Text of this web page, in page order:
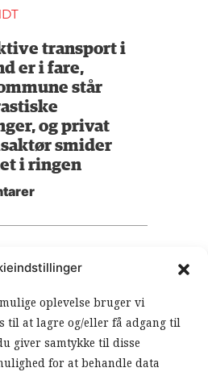
oplevelse bruger vi
til at lagre og/eller få adgang til
giver samtykke til disse
for at behandle data
transport i
er i fare,
står
og privat
smider
i ringen